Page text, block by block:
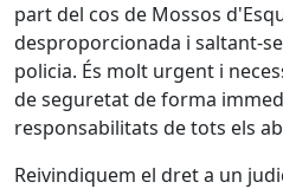
part del cos de Mossos
desproporcionada i saltant-
policia. És molt urgent i
de seguretat de forma
responsabilitats de tots els
Reivindiquem el dret a un